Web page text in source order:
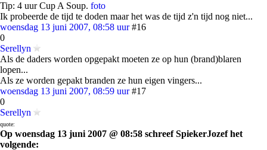
Tip: 4 uur Cup A Soup. foto
Ik probeerde de tijd te doden maar het was de tijd z'n tijd nog niet...
woensdag 13 juni 2007, 08:58 uur #16
0
Serellyn
Als de daders worden opgepakt moeten ze op hun (brand)blaren
lopen...
Als ze worden gepakt branden ze hun eigen vingers...
woensdag 13 juni 2007, 08:59 uur #17
0
Serellyn
quote:
Op woensdag 13 juni 2007 @ 08:58 schreef SpiekerJozef het
volgende: